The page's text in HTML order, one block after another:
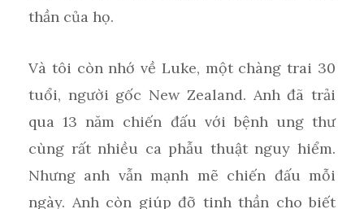
thần của họ.
Và tôi còn nhớ về Luke, một chàng trai 30
tuổi, người gốc New Zealand. Anh đã trải
qua 13 năm chiến đấu với bệnh ung thư
cùng rất nhiều ca phẫu thuật nguy hiểm.
Nhưng anh vẫn mạnh mẽ chiến đấu mỗi
ngày. Anh còn giúp đỡ tinh thần cho biết